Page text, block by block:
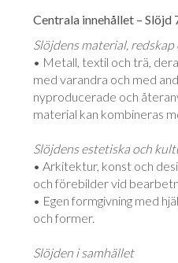
Centrala innehållet – Slöjd
Slöjdens material,
• Metall, textil och trä,
med varandra och med
nyproducerade och
material kan kombineras
Slöjdens estetiska och
• Arkitektur, konst och
och förebilder vid
• Egen formgivning med
och former.
Slöjden i samhället